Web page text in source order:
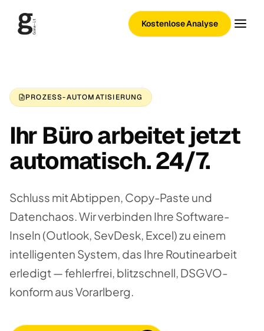
Kostenlose Analyse
PROZESS-AUTOMATISIERUNG
Ihr Büro arbeitet jetzt
automatisch. 24/7.
Schluss mit Abtippen, Copy-Paste und
Datenchaos. Wir verbinden Ihre Software-
Inseln (Outlook, SevDesk, Excel) zu einem
intelligenten System, das Ihre Routinearbeit
erledigt — fehlerfrei, blitzschnell, DSGVO-
konform aus Vorarlberg.